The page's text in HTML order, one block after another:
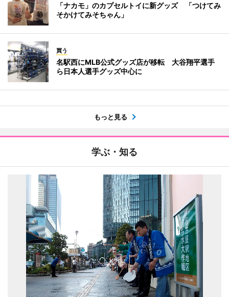
「ナカモ」のカプセルトイに新グッズ 「つけてみ
そかけてみそちゃん」
買う
名駅西にMLB公式グッズ店が移転 大谷翔平選手
ら日本人選手グッズ中心に
もっと見る
学ぶ・知る